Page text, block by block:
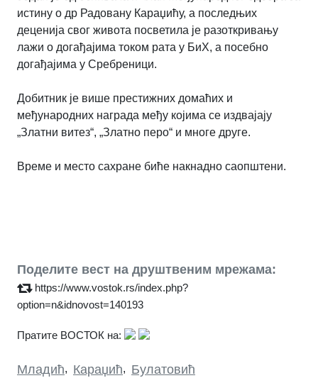
истину о др Радовану Караџићу, а последњих
деценија свог живота посветила је разоткривању
лажи о догађајима током рата у БиХ, а посебно
догађајима у Сребреници.
Добитник је више престижних домаћих и
међународних награда међу којима се издвајају
„Златни витез“, „Златно перо“ и многе друге.
Време и место сахране биће накнадно саопштени.
Поделите вест на друштвеним мрежама:
https://www.vostok.rs/index.php?
option=n&idnovost=140193
Пратите ВОСТОК на:
Младић, Караџић, Булатовић